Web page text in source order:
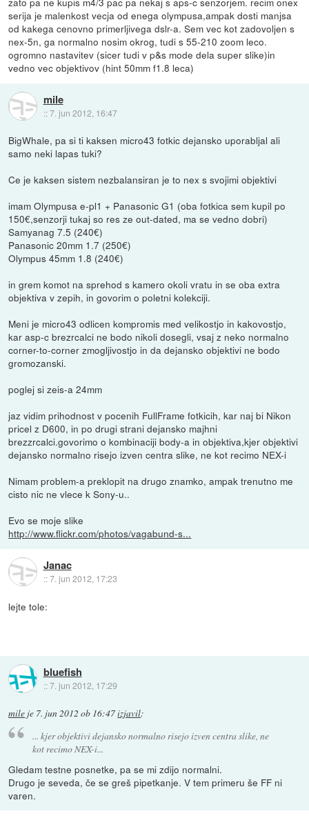
serija je malenkost vecja od enega olympusa,ampak dosti manjsa
od kakega cenovno primerljivega dslr-a. Sem vec kot zadovoljen s
nex-5n, ga normalno nosim okrog, tudi s 55-210 zoom leco.
ogromno nastavitev (sicer tudi v p&s mode dela super slike)in
vedno vec objektivov (hint 50mm f1.8 leca)
mile
::7. jun 2012, 16:47
BigWhale, pa si ti kaksen micro43 fotkic dejansko uporabljal ali
samo neki lapas tuki?
Ce je kaksen sistem nezbalansiran je to nex s svojimi objektivi
imam Olympusa e-pl1 + Panasonic G1 (oba fotkica sem kupil po
150€,senzorji tukaj so res ze out-dated, ma se vedno dobri)
Samyanag 7.5 (240€)
Panasonic 20mm 1.7 (250€)
Olympus 45mm 1.8 (240€)
in grem komot na sprehod s kamero okoli vratu in se oba extra
objektiva v zepih, in govorim o poletni kolekciji.
Meni je micro43 odlicen kompromis med velikostjo in kakovostjo,
kar asp-c brezrcalci ne bodo nikoli dosegli, vsaj z neko normalno
corner-to-corner zmogljivostjo in da dejansko objektivi ne bodo
gromozanski.
poglej si zeis-a 24mm
jaz vidim prihodnost v pocenih FullFrame fotkicih, kar naj bi Nikon
pricel z D600, in po drugi strani dejansko majhni
brezzrcalci.govorimo o kombinaciji body-a in objektiva,kjer objektivi
dejansko normalno risejo izven centra slike, ne kot recimo NEX-i
Nimam problem-a preklopit na drugo znamko, ampak trenutno me
cisto nic ne vlece k Sony-u..
Evo se moje slike
http://www.flickr.com/photos/vagabund-s...
Janac
::7. jun 2012, 17:23
lejte tole:
bluefish
::7. jun 2012, 17:29
mile je 7. jun 2012 ob 16:47izjavil:
... kjer objektivi dejansko normalno risejo izven centra slike, ne
kot recimo NEX-i...
Gledam testne posnetke, pa se mi zdijo normalni.
Drugo je seveda, če se greš pipetkanje. V tem primeru še FF ni
varen.